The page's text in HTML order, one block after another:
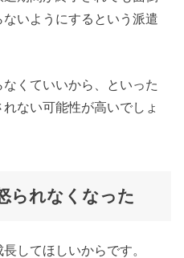
いようにするという派遣
くていいから、といった
ない可能性が高いでしょ
られなくなった
してほしいからです。